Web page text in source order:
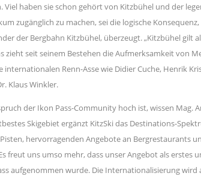
haben sie schon gehört von Kitzbühel und der
zugänglich zu machen, sei die logische
der Bergbahn Kitzbühel, überzeugt. „Kitzbühel gilt
zieht seit seinem Bestehen die Aufmerksamkeit von
internationalen Renn-Asse wie Didier Cuche, Henrik
Klaus Winkler.
der Ikon Pass-Community hoch ist, wissen
Skigebiet ergänzt KitzSki das Destinations-
hervorragenden Angebote an Bergrestaurants
freut uns umso mehr, dass unser Angebot als erstes
aufgenommen wurde. Die Internationalisierung